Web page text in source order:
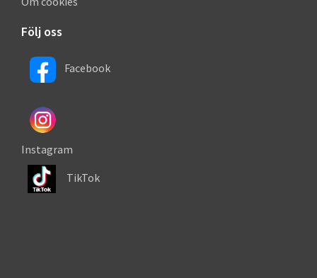
Följ oss
Facebook
Instagram
TikTok